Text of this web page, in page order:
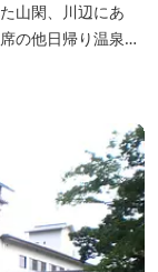
山閑、川辺にあ
の他日帰り温泉も
しの他美と健康を